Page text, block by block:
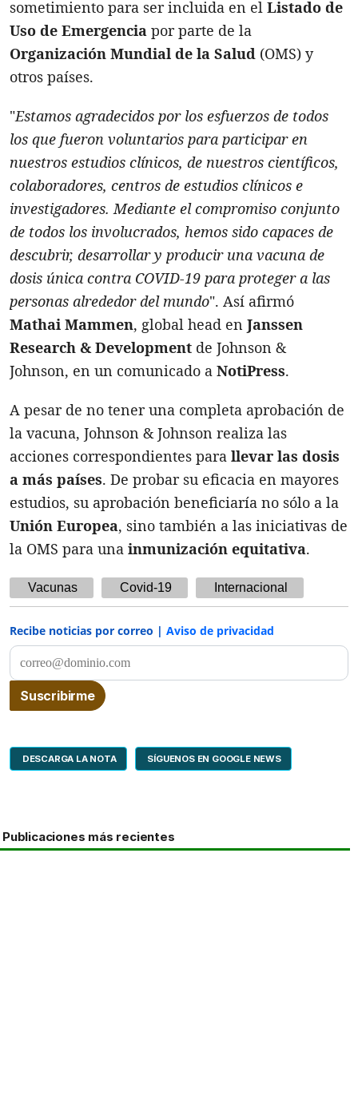
sometimiento para ser incluida en el Listado de
Uso de Emergencia por parte de la
Organización Mundial de la Salud (OMS) y
otros países.
"Estamos agradecidos por los esfuerzos de todos
los que fueron voluntarios para participar en
nuestros estudios clínicos, de nuestros científicos,
colaboradores, centros de estudios clínicos e
investigadores. Mediante el compromiso conjunto
de todos los involucrados, hemos sido capaces de
descubrir, desarrollar y producir una vacuna de
dosis única contra COVID-19 para proteger a las
personas alrededor del mundo". Así afirmó
Mathai Mammen, global head en Janssen
Research & Development de Johnson &
Johnson, en un comunicado a NotiPress.
A pesar de no tener una completa aprobación de
la vacuna, Johnson & Johnson realiza las
acciones correspondientes para llevar las dosis
a más países. De probar su eficacia en mayores
estudios, su aprobación beneficiaría no sólo a la
Unión Europea, sino también a las iniciativas de
la OMS para una inmunización equitativa.
Vacunas Covid-19 Internacional
Recibe noticias por correo | Aviso de privacidad
DESCARGA LA NOTA SÍGUENOS EN GOOGLE NEWS
Publicaciones más recientes